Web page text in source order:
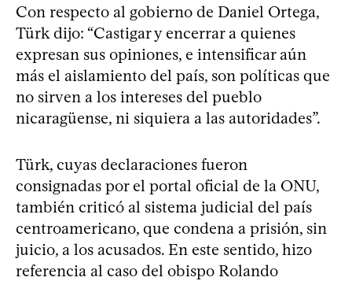
Con respecto al gobierno de Daniel Ortega,
Türk dijo: “Castigar y encerrar a quienes
expresan sus opiniones, e intensificar aún
más el aislamiento del país, son políticas que
no sirven a los intereses del pueblo
nicaragüense, ni siquiera a las autoridades”.
Türk, cuyas declaraciones fueron
consignadas por el portal oficial de la ONU,
también criticó al sistema judicial del país
centroamericano, que condena a prisión, sin
juicio, a los acusados. En este sentido, hizo
referencia al caso del obispo Rolando